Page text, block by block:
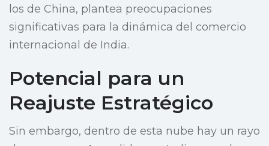
los de China, plantea preocupaciones
significativas para la dinámica del comercio
internacional de India.
Potencial para un
Reajuste Estratégico
Sin embargo, dentro de esta nube hay un rayo